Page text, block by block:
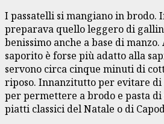
I passatelli si mangiano in brodo.
preparava quello leggero di
benissimo anche a base di
saporito è forse più adatto alla
servono circa cinque minuti di
riposo. Innanzitutto per evitare di
per permettere a brodo e pasta di
piatti classici del Natale o di